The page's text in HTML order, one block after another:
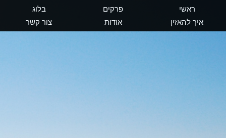
ראשי פרקים
בלוג
איך להאזין
אודות צור קשר